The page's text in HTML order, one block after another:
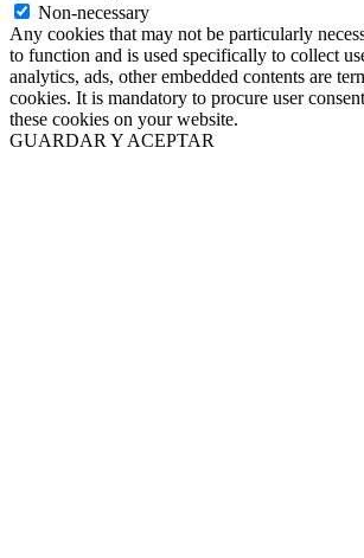
Non-necessary
Any cookies that may not be particularly
to function and is used specifically to collect
analytics, ads, other embedded contents are
cookies. It is mandatory to procure user
these cookies on your website.
GUARDAR Y ACEPTAR